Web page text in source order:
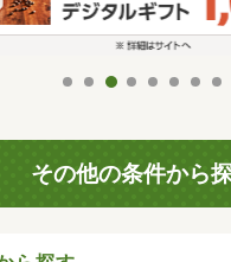
その他の条件から